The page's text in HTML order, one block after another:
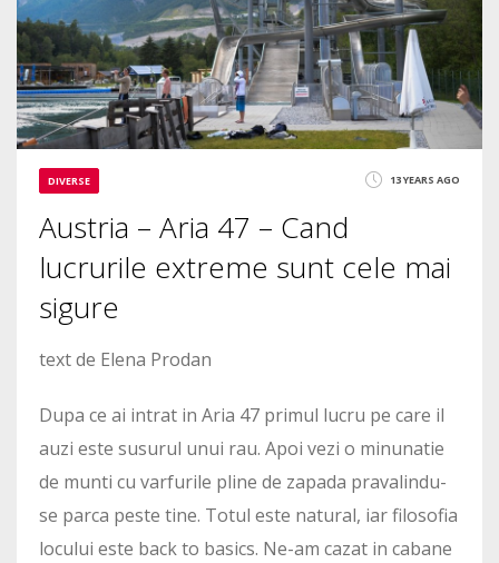
DIVERSE 13 YEARS AGO
Austria – Aria 47 – Cand
lucrurile extreme sunt cele mai
sigure
text de Elena Prodan
Dupa ce ai intrat in Aria 47 primul lucru pe care il
auzi este susurul unui rau. Apoi vezi o minunatie
de munti cu varfurile pline de zapada pravalindu-
se parca peste tine. Totul este natural, iar filosofia
locului este back to basics. Ne-am cazat in cabane